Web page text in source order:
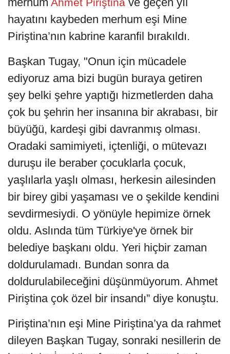
Ahmet Piriştina
hayatını kaybeden merhum eşi Mine
Piriştina’nın kabrine karanfil bırakıldı.
Başkan Tugay, "Onun için mücadele
ediyoruz ama bizi bugün buraya getiren
şey belki şehre yaptığı hizmetlerden daha
çok bu şehrin her insanına bir akrabası, bir
büyüğü, kardeşi gibi davranmış olması.
Oradaki samimiyeti, içtenliği, o mütevazı
duruşu ile beraber çocuklarla çocuk,
yaşlılarla yaşlı olması, herkesin ailesinden
bir birey gibi yaşaması ve o şekilde kendini
sevdirmesiydi. O yönüyle hepimize örnek
oldu. Aslında tüm Türkiye'ye örnek bir
belediye başkanı oldu. Yeri hiçbir zaman
doldurulamadı. Bundan sonra da
doldurulabileceğini düşünmüyorum. Ahmet
Piriştina çok özel bir insandı” diye konuştu.
Piriştina’nın eşi Mine Piriştina’ya da rahmet
dileyen Başkan Tugay, sonraki nesillerin de